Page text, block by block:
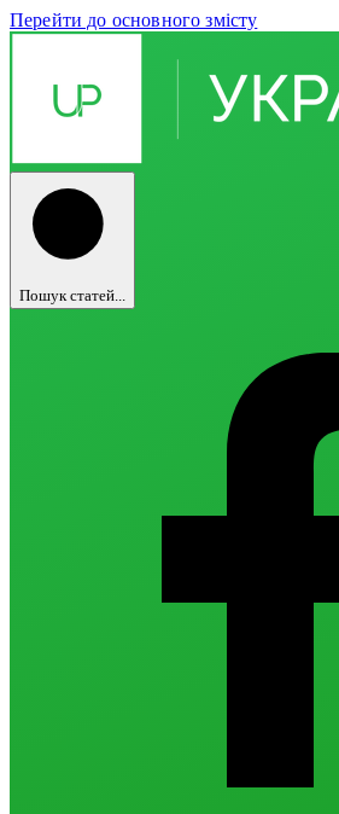
Перейти до основного змісту
Пошук статей...